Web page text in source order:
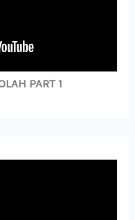
PART 1